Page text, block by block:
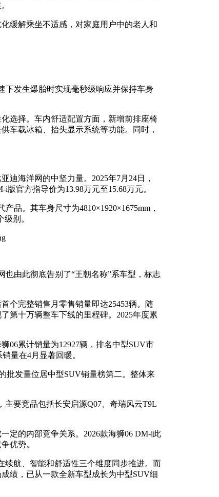
缓解乘坐不适感，对家庭用户中的老人和
下发生爆胎时实现毫秒级响应并保持车身
选择。车内舒适配置方面，新增前排座椅
车载冰箱、抬头显示系统等功能。同时，
迪海洋网的中坚力量。2025年7月24日，
官方指导价为13.98万元至15.68万元。
品。其车身尺寸为4810×1920×1675mm，
别。
也由此彻底告别了“王朝名称”系车型，标志
个完整销售月零售销量即达25453辆。随
第十万辆整车下线的里程碑。2025年度累
06累计销量为12927辆，排名中型SUV市
量在4月显著回暖。
批发量位居中型SUV销量榜第二。整体来
主要竞品包括长安启源Q07、奇瑞风云T9L
定的内部竞争关系。2026款海狮06 DM-i此
优势。
续航、智能和舒适性三个维度同步推进。而
绩，已从一款全新车型成长为中型SUV细